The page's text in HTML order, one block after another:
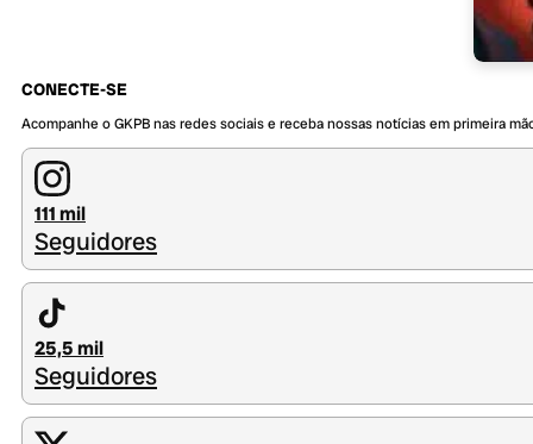
CONECTE-SE
Acompanhe o GKPB nas redes sociais e receba nossas notícias em primeira
111 mil
Seguidores
25,5 mil
Seguidores